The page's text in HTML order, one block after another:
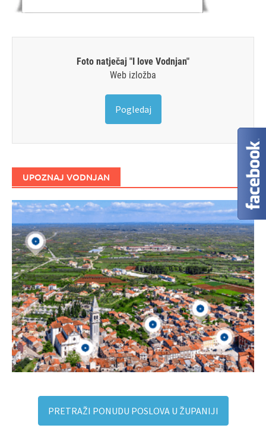
Foto natječaj "I love Vodnjan"
Web izložba
Pogledaj
UPOZNAJ VODNJAN
PRETRAŽI PONUDU POSLOVA U ŽUPANIJI